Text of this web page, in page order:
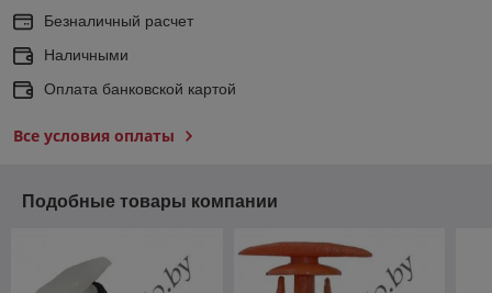
Безналичный расчет
Наличными
Оплата банковской картой
Все условия оплаты
Подобные товары компании